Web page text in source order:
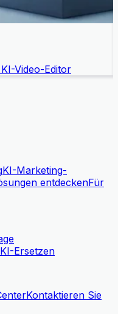
Video-Editor
KI-Marketing-
entdeckenFür
KI-Ersetzen
Kontaktieren Sie